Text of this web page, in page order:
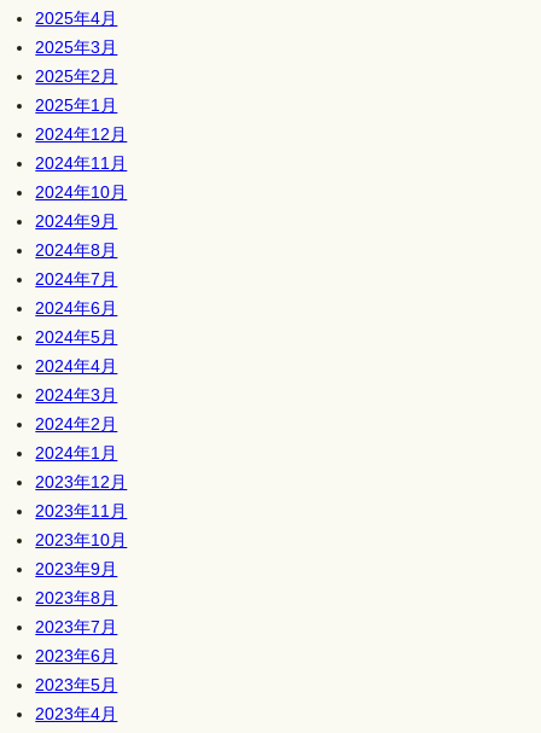
2025年4月
2025年3月
2025年2月
2025年1月
2024年12月
2024年11月
2024年10月
2024年9月
2024年8月
2024年7月
2024年6月
2024年5月
2024年4月
2024年3月
2024年2月
2024年1月
2023年12月
2023年11月
2023年10月
2023年9月
2023年8月
2023年7月
2023年6月
2023年5月
2023年4月